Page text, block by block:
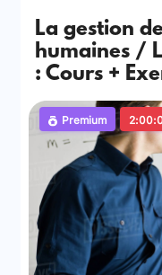
La gestion
humaines /
: Cours +
Premium